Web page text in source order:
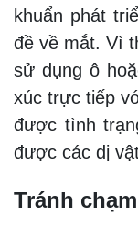
khuẩn phát
đề về mắt. Vì
sử dụng ô
xúc trực tiếp
được tình
được các dị
Tránh